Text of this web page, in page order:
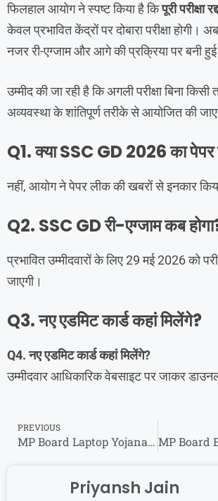
फिलहाल आयोग ने स्पष्ट किया है किपूरी परीक्षा
केवल प्रभावित केंद्रों पर दोबारा परीक्षा होगी।
नजर री-एग्जाम और आगे की प्रक्रिया पर बनी
उम्मीद की जा रही है कि अगली परीक्षा बिना
अव्यवस्था के शांतिपूर्ण तरीके से आयोजित की
Q1. क्या SSC GD 2026 का
नहीं, आयोग ने पेपर लीक की खबरों से इनकार
Q2. SSC GD री-एग्जाम कब
प्रभावित उम्मीदवारों के लिए 29 मई 2026 को
जाएगी।
Q3. नए एडमिट कार्ड कहां मिलेंगे?
Q4. नए एडमिट कार्ड कहां मिलेंगे?
उम्मीदवार आधिकारिक वेबसाइट पर जाकर
PREVIOUS
MP Board Laptop Yojana 2026: 75% वालों को मिलेगा ₹25000? माध्यमिक शिक्षा मंडल का नया आदेश जारी
Priyansh Jain